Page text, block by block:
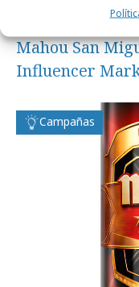
martes, 23 de junio 2026
Mahou San
Influencer
Campañas